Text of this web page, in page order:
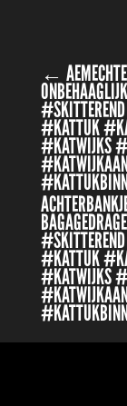
←
#KATTUK
#KATWIJKS
#KATTUK
#KATWIJKS